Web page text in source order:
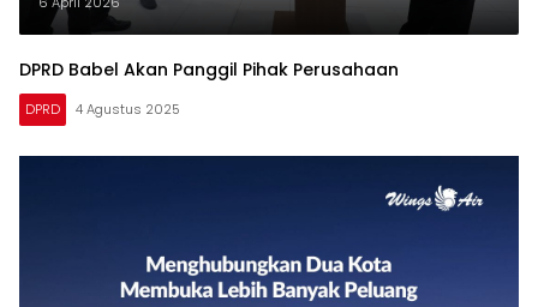
DPRD Babel Akan Panggil Pihak Perusahaan
DPRD 4 Agustus 2025